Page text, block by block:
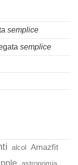
semplice
semplice
alcol Amazfit